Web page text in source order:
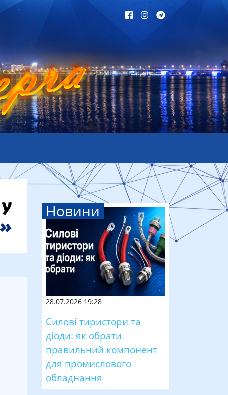
Новини
28.07.2026 19:28
Силові тиристори та
діоди: як обрати
правильний компонент
для промислового
обладнання